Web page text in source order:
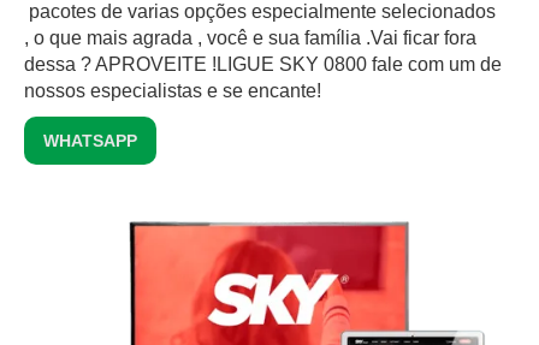
pacotes de varias opções especialmente selecionados
, o que mais agrada , você e sua família .Vai ficar fora
dessa ? APROVEITE !LIGUE SKY 0800 fale com um de
nossos especialistas e se encante!
WHATSAPP